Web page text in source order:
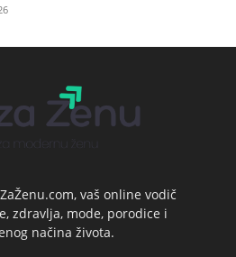
vaš online vodič
zdravlja, mode, porodice i
načina života.